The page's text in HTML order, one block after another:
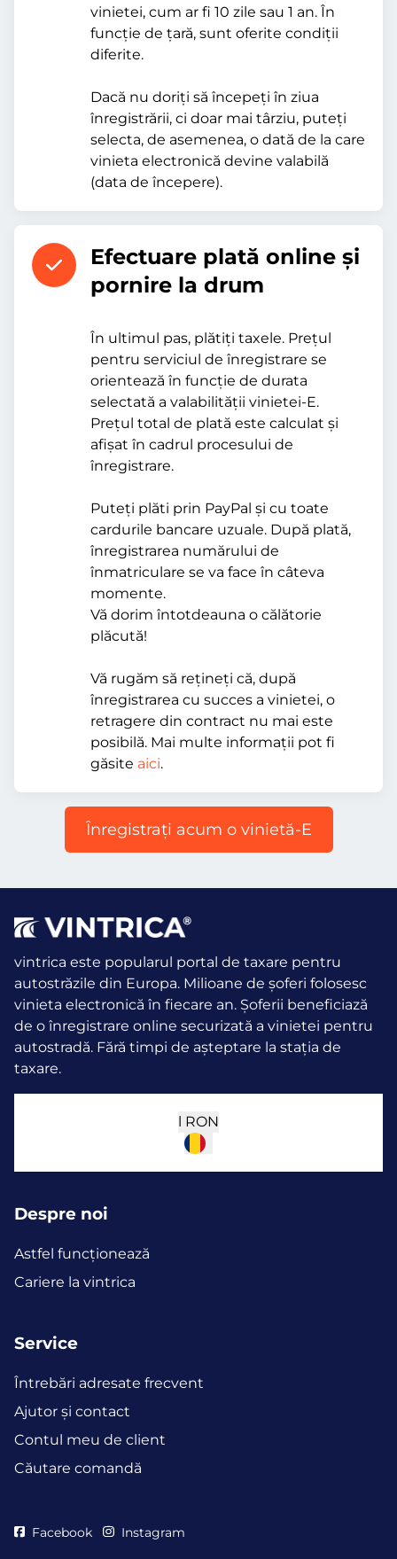
vinietei, cum ar fi 10 zile sau 1 an. În
funcție de țară, sunt oferite condiții
diferite.
Dacă nu doriți să începeți în ziua
înregistrării, ci doar mai târziu, puteți
selecta, de asemenea, o dată de la care
vinieta electronică devine valabilă
(data de începere).
Efectuare plată online şi
pornire la drum
În ultimul pas, plătiți taxele. Prețul
pentru serviciul de înregistrare se
orientează în funcție de durata
selectată a valabilității vinietei-E.
Prețul total de plată este calculat și
afișat în cadrul procesului de
înregistrare.
Puteți plăti prin PayPal și cu toate
cardurile bancare uzuale. După plată,
înregistrarea numărului de
înmatriculare se va face în câteva
momente.
Vă dorim întotdeauna o călătorie
plăcută!
Vă rugăm să rețineți că, după
înregistrarea cu succes a vinietei, o
retragere din contract nu mai este
posibilă. Mai multe informații pot fi
găsite aici.
Înregistraţi acum o vinietă-E
vintrica este popularul portal de taxare pentru
autostrăzile din Europa. Milioane de șoferi folosesc
vinieta electronică în fiecare an. Șoferii beneficiază
de o înregistrare online securizată a vinietei pentru
autostradă. Fără timpi de așteptare la stația de
taxare.
l RON
Despre noi
Astfel funcţionează
Cariere la vintrica
Service
Întrebări adresate frecvent
Ajutor și contact
Contul meu de client
Căutare comandă
Facebook Instagram